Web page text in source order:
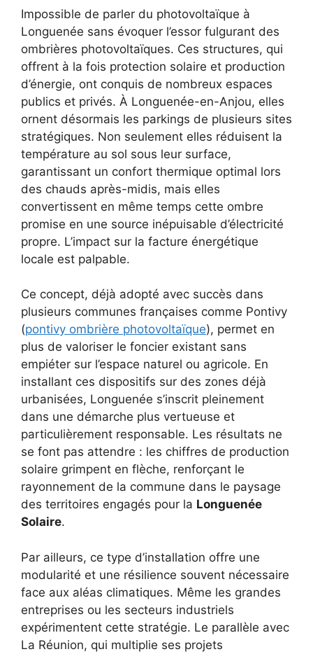
Impossible de parler du photovoltaïque à
Longuenée sans évoquer l’essor fulgurant des
ombrières photovoltaïques. Ces structures, qui
offrent à la fois protection solaire et production
d’énergie, ont conquis de nombreux espaces
publics et privés. À Longuenée-en-Anjou, elles
ornent désormais les parkings de plusieurs sites
stratégiques. Non seulement elles réduisent la
température au sol sous leur surface,
garantissant un confort thermique optimal lors
des chauds après-midis, mais elles
convertissent en même temps cette ombre
promise en une source inépuisable d’électricité
propre. L’impact sur la facture énergétique
locale est palpable.
Ce concept, déjà adopté avec succès dans
plusieurs communes françaises comme Pontivy
(pontivy ombrière photovoltaïque), permet en
plus de valoriser le foncier existant sans
empiéter sur l’espace naturel ou agricole. En
installant ces dispositifs sur des zones déjà
urbanisées, Longuenée s’inscrit pleinement
dans une démarche plus vertueuse et
particulièrement responsable. Les résultats ne
se font pas attendre : les chiffres de production
solaire grimpent en flèche, renforçant le
rayonnement de la commune dans le paysage
des territoires engagés pour la Longuenée
Solaire.
Par ailleurs, ce type d’installation offre une
modularité et une résilience souvent nécessaire
face aux aléas climatiques. Même les grandes
entreprises ou les secteurs industriels
expérimentent cette stratégie. Le parallèle avec
La Réunion, qui multiplie ses projets